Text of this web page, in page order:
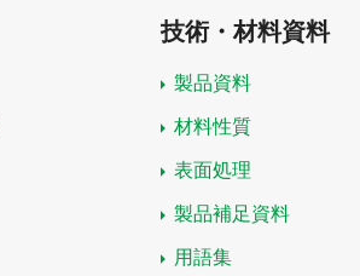
技術・材料資料
製品資料
材料性質
表面処理
製品補足資料
用語集